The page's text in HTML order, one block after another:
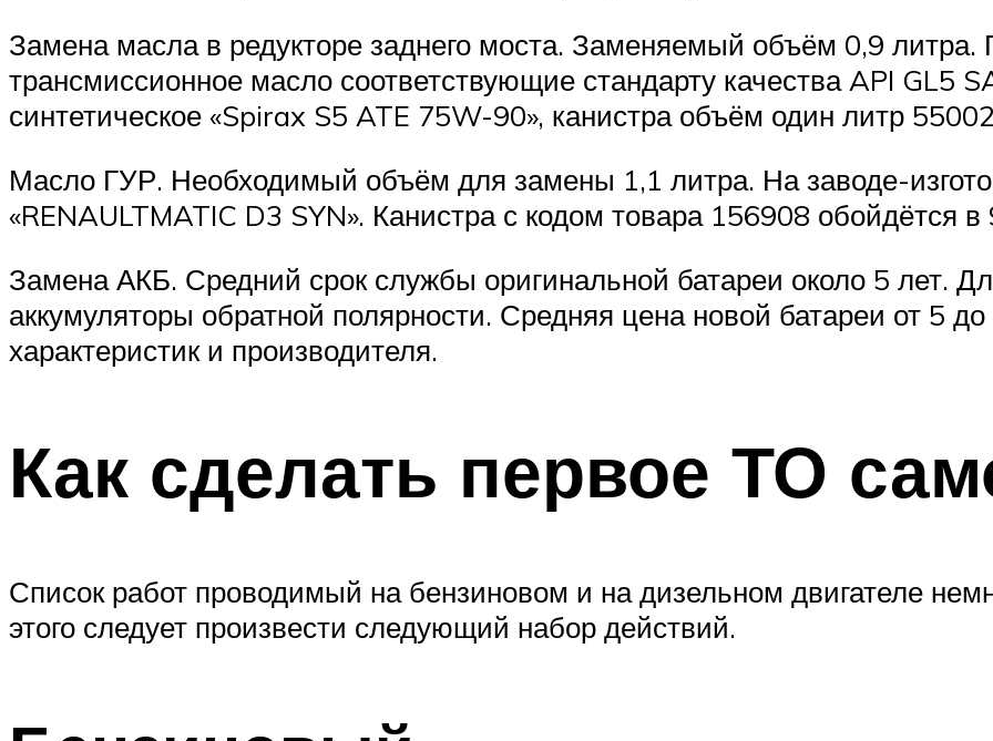
Замена масла в редукторе заднего моста. Заменяемый объём 0,9 литра.
трансмиссионное масло соответствующие стандарту качества API GL5
синтетическое «Spirax S5 ATE 75W-90», канистра объём один литр
Масло ГУР. Необходимый объём для замены 1,1 литра. На заводе-
«RENAULTMATIC D3 SYN». Канистра с кодом товара 156908 обойдётся
Замена АКБ. Средний срок службы оригинальной батареи около 5 лет.
аккумуляторы обратной полярности. Средняя цена новой батареи от 5
характеристик и производителя.
Как сделать первое ТО
Список работ проводимый на бензиновом и на дизельном двигателе
этого следует произвести следующий набор действий.